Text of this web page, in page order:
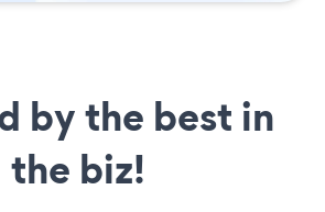
by the best in
the biz!